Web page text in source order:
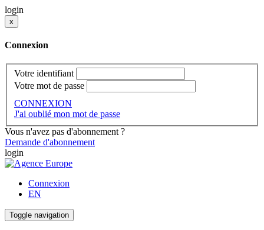
login
x
Connexion
Votre identifiant
Votre mot de passe
CONNEXION
J'ai oublié mon mot de passe
Vous n'avez pas d'abonnement ?
Demande d'abonnement
login
Connexion
EN
Toggle navigation